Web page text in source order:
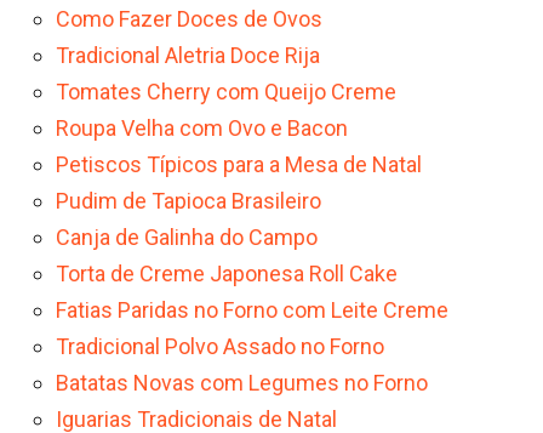
Como Fazer Doces de Ovos
Tradicional Aletria Doce Rija
Tomates Cherry com Queijo Creme
Roupa Velha com Ovo e Bacon
Petiscos Típicos para a Mesa de Natal
Pudim de Tapioca Brasileiro
Canja de Galinha do Campo
Torta de Creme Japonesa Roll Cake
Fatias Paridas no Forno com Leite Creme
Tradicional Polvo Assado no Forno
Batatas Novas com Legumes no Forno
Iguarias Tradicionais de Natal